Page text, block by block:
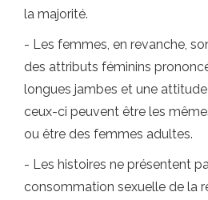
la majorité.
- Les femmes, en revanche,
des attributs féminins
longues jambes et une
ceux-ci peuvent être les
ou être des femmes adultes.
- Les histoires ne présentent
consommation sexuelle de la